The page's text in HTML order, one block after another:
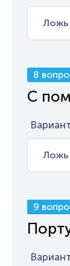
Ложь
8
С
Ложь
9